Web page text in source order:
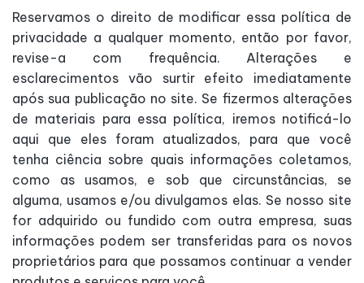
Reservamos o direito de modificar essa política de
privacidade a qualquer momento, então por favor,
revise-a com frequência. Alterações e
esclarecimentos vão surtir efeito imediatamente
após sua publicação no site. Se fizermos alterações
de materiais para essa política, iremos notificá-lo
aqui que eles foram atualizados, para que você
tenha ciência sobre quais informações coletamos,
como as usamos, e sob que circunstâncias, se
alguma, usamos e/ou divulgamos elas. Se nosso site
for adquirido ou fundido com outra empresa, suas
informações podem ser transferidas para os novos
proprietários para que possamos continuar a vender